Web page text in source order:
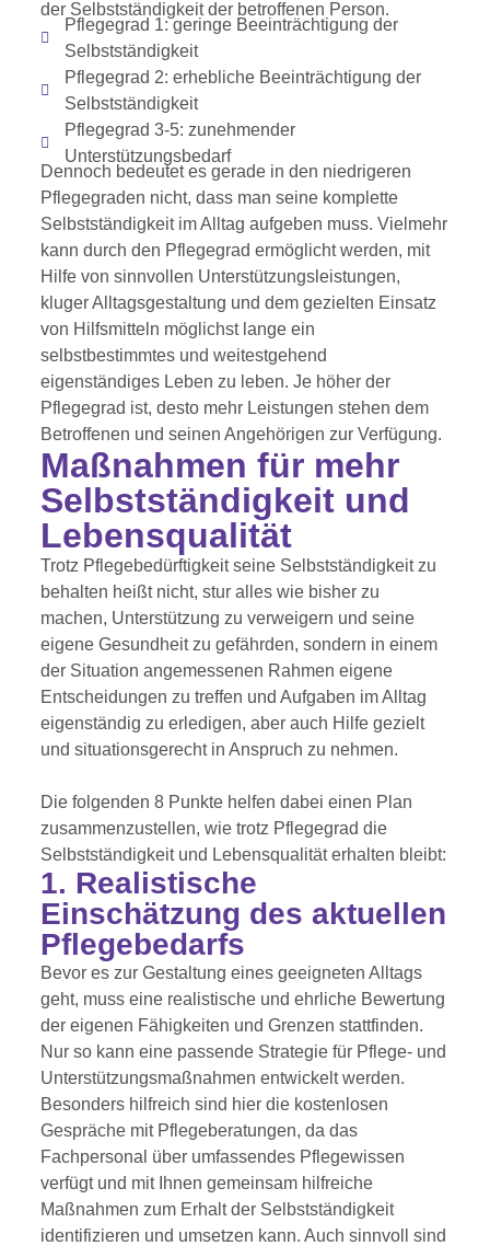
der Selbstständigkeit der betroffenen Person.
Pflegegrad 1: geringe Beeinträchtigung der
Selbstständigkeit
Pflegegrad 2: erhebliche Beeinträchtigung der
Selbstständigkeit
Pflegegrad 3-5: zunehmender
Unterstützungsbedarf
Dennoch bedeutet es gerade in den niedrigeren
Pflegegraden nicht, dass man seine komplette
Selbstständigkeit im Alltag aufgeben muss. Vielmehr
kann durch den Pflegegrad ermöglicht werden, mit
Hilfe von sinnvollen Unterstützungsleistungen,
kluger Alltagsgestaltung und dem gezielten Einsatz
von Hilfsmitteln möglichst lange ein
selbstbestimmtes und weitestgehend
eigenständiges Leben zu leben. Je höher der
Pflegegrad ist, desto mehr Leistungen stehen dem
Betroffenen und seinen Angehörigen zur Verfügung.
Maßnahmen für mehr
Selbstständigkeit und
Lebensqualität
Trotz Pflegebedürftigkeit seine Selbstständigkeit zu
behalten heißt nicht, stur alles wie bisher zu
machen, Unterstützung zu verweigern und seine
eigene Gesundheit zu gefährden, sondern in einem
der Situation angemessenen Rahmen eigene
Entscheidungen zu treffen und Aufgaben im Alltag
eigenständig zu erledigen, aber auch Hilfe gezielt
und situationsgerecht in Anspruch zu nehmen.
Die folgenden 8 Punkte helfen dabei einen Plan
zusammenzustellen, wie trotz Pflegegrad die
Selbstständigkeit und Lebensqualität erhalten bleibt:
1. Realistische
Einschätzung des aktuellen
Pflegebedarfs
Bevor es zur Gestaltung eines geeigneten Alltags
geht, muss eine realistische und ehrliche Bewertung
der eigenen Fähigkeiten und Grenzen stattfinden.
Nur so kann eine passende Strategie für Pflege- und
Unterstützungsmaßnahmen entwickelt werden.
Besonders hilfreich sind hier die kostenlosen
Gespräche mit Pflegeberatungen, da das
Fachpersonal über umfassendes Pflegewissen
verfügt und mit Ihnen gemeinsam hilfreiche
Maßnahmen zum Erhalt der Selbstständigkeit
identifizieren und umsetzen kann. Auch sinnvoll sind